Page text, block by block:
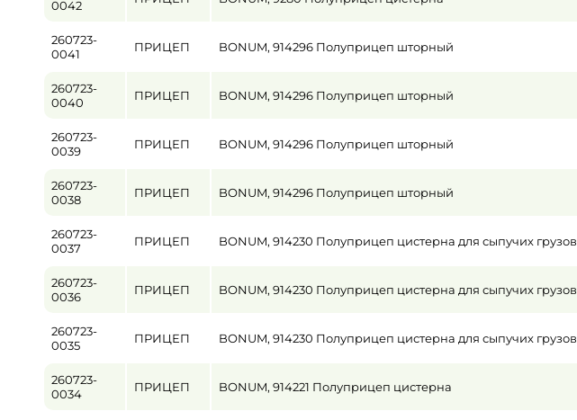
0042
260723-
0041
ПРИЦЕП BONUM, 914296 Полуприцеп шторный
260723-
0040
ПРИЦЕП BONUM, 914296 Полуприцеп шторный
260723-
0039
ПРИЦЕП BONUM, 914296 Полуприцеп шторный
260723-
0038
ПРИЦЕП BONUM, 914296 Полуприцеп шторный
260723-
0037
ПРИЦЕП BONUM, 914230 Полуприцеп цистерна для сыпучих грузов
260723-
0036
ПРИЦЕП BONUM, 914230 Полуприцеп цистерна для сыпучих грузов
260723-
0035
ПРИЦЕП BONUM, 914230 Полуприцеп цистерна для сыпучих грузов
260723-
0034
ПРИЦЕП BONUM, 914221 Полуприцеп цистерна